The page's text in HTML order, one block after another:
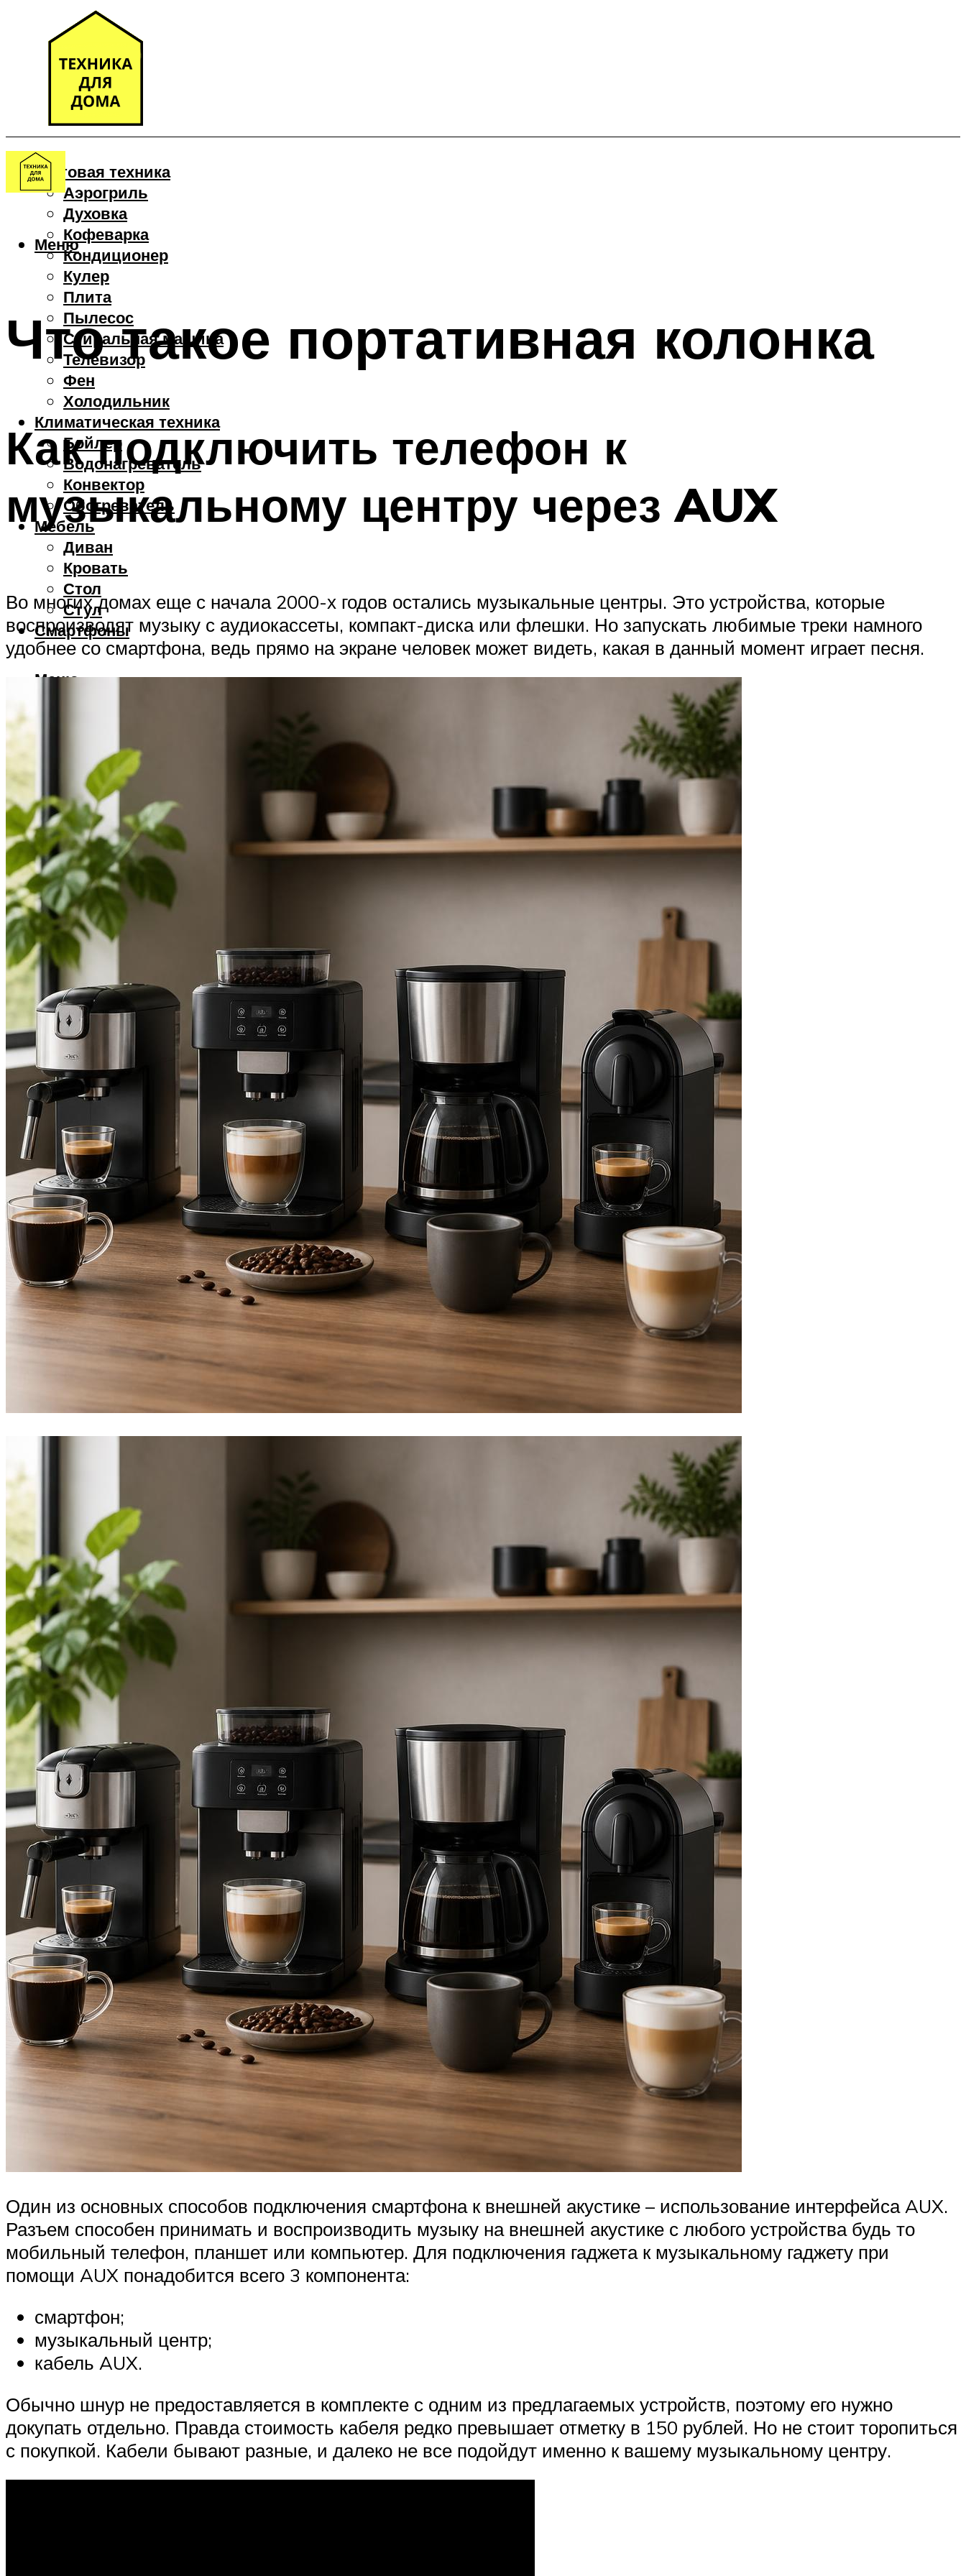
Бытовая техника
Аэрогриль
Духовка
Кофеварка
Кондиционер
Кулер
Плита
Пылесос
Стиральная машина
Телевизор
Фен
Холодильник
Климатическая техника
Бойлер
Водонагреватель
Конвектор
Обогреватель
Мебель
Диван
Кровать
Стол
Стул
Смартфоны
Меню
Меню
Что такое портативная колонка
Как подключить телефон к
музыкальному центру через AUX
Во многих домах еще с начала 2000-х годов остались музыкальные центры. Это устройства, которые
воспроизводят музыку с аудиокассеты, компакт-диска или флешки. Но запускать любимые треки намного
удобнее со смартфона, ведь прямо на экране человек может видеть, какая в данный момент играет песня.
Один из основных способов подключения смартфона к внешней акустике – использование интерфейса AUX.
Разъем способен принимать и воспроизводить музыку на внешней акустике с любого устройства будь то
мобильный телефон, планшет или компьютер. Для подключения гаджета к музыкальному гаджету при
помощи AUX понадобится всего 3 компонента:
смартфон;
музыкальный центр;
кабель AUX.
Обычно шнур не предоставляется в комплекте с одним из предлагаемых устройств, поэтому его нужно
докупать отдельно. Правда стоимость кабеля редко превышает отметку в 150 рублей. Но не стоит торопиться
с покупкой. Кабели бывают разные, и далеко не все подойдут именно к вашему музыкальному центру.